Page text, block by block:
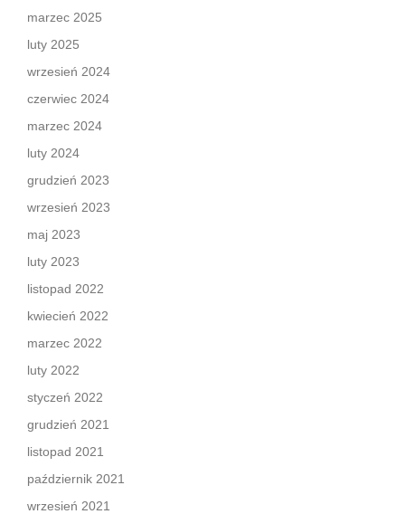
marzec 2025
luty 2025
wrzesień 2024
czerwiec 2024
marzec 2024
luty 2024
grudzień 2023
wrzesień 2023
maj 2023
luty 2023
listopad 2022
kwiecień 2022
marzec 2022
luty 2022
styczeń 2022
grudzień 2021
listopad 2021
październik 2021
wrzesień 2021